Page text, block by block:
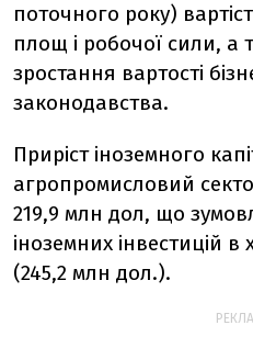
поточного року)
площ і робочої сили, а
зростання вартості
законодавства.
Приріст іноземного
агропромисловий
219,9 млн дол, що
іноземних інвестицій
(245,2 млн дол.).